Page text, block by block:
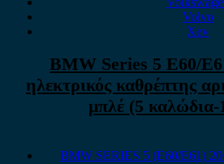
Volvo
Xev
BMW Series 5 E60/
ηλεκτρικός καθρέπτης
μπλέ (5 καλώδια-
BMW SERIES 5 (E60/E61)